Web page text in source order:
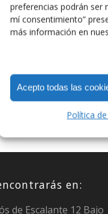
preferencias podrán ser
mí consentimiento”
más información en
Acepto todas las
Política
en:
de Escalante 12 Bajo